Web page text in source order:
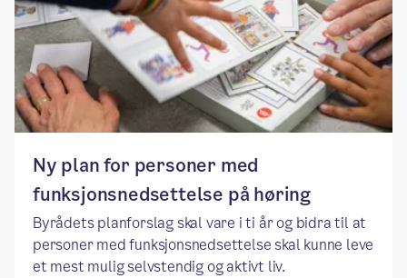
​​Ny plan for personer med
funksjonsnedsettelse på høring​
​​Byrådets planforslag skal vare i ti år og bidra til at
personer med funksjonsnedsettelse skal kunne leve
et mest mulig selvstendig og aktivt liv. ​